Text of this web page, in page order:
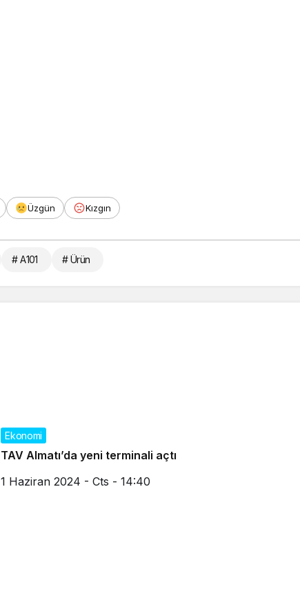
Üzgün Kızgın
# A101 # Ürün
Ekonomi
TAV Almatı’da yeni terminali açtı
1 Haziran 2024 - Cts - 14:40